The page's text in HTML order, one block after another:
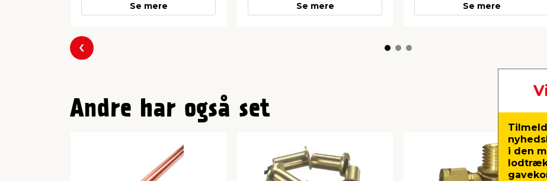
Se mere Se mere Se mere
Forrige
Andre har også set
i den